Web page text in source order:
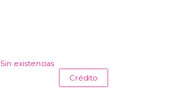
Sin existencias
Crédito